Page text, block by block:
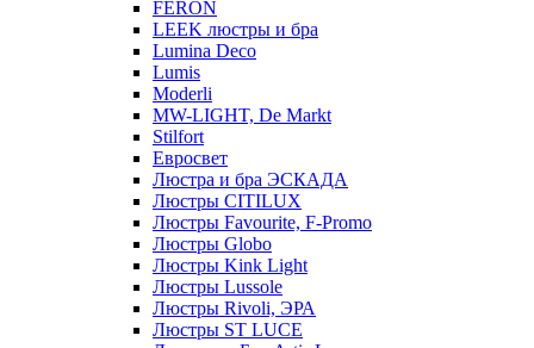
FERON
LEEK люстры и бра
Lumina Deco
Lumis
Moderli
MW-LIGHT, De Markt
Stilfort
Евросвет
Люстра и бра ЭСКАДА
Люстры CITILUX
Люстры Favourite, F-Promo
Люстры Globo
Люстры Kink Light
Люстры Lussole
Люстры Rivoli, ЭРА
Люстры ST LUCE